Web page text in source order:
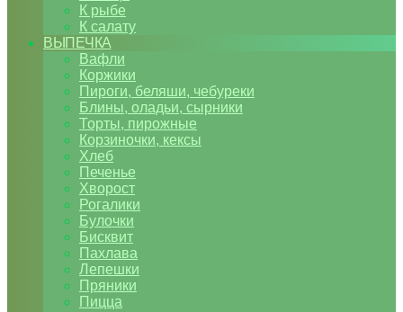
К рыбе
К салату
ВЫПЕЧКА
Вафли
Коржики
Пироги, беляши, чебуреки
Блины, оладьи, сырники
Торты, пирожные
Корзиночки, кексы
Хлеб
Печенье
Хворост
Рогалики
Булочки
Бисквит
Пахлава
Лепешки
Пряники
Пицца